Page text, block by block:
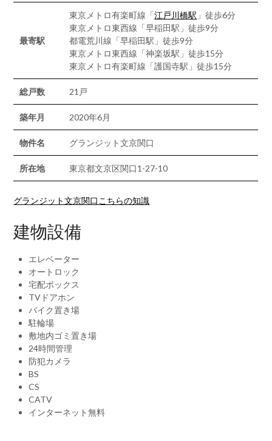
最寄駅
東京メトロ有楽町線「江戸川橋駅 」徒歩6分
東京メトロ東西線「早稲田駅」徒歩9分
都電荒川線「早稲田駅」徒歩9分
東京メトロ東西線「神楽坂駅」徒歩15分
東京メトロ有楽町線「護国寺駅」徒歩15分
総戸数 21戸
築年月 2020年6月
物件名 グランジット文京関口
所在地 東京都文京区関口1-27-10
グランジット文京関口こちらの知識
建物設備
エレベーター
オートロック
宅配ボックス
TVドアホン
バイク置き場
駐輪場
敷地内ゴミ置き場
24時間管理
防犯カメラ
BS
CS
CATV
インターネット無料